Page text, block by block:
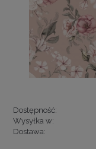
Dostępność:
Wysyłka w:
Dostawa:
Cena nie